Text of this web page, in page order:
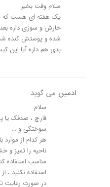
سلام وقت بخیر
یک هفته ای هست که
خارش و سوزی داره
شده و پوستش کنده
بدی هم داره آیا این
ادمین می گوید
سلام
قارچ ، صدفک یا
سوختگی و …
هر کدام از موارد
ناحیه را تمیز و
مناسب استفاده
استفاده نکنید ،
در صورت رعایت